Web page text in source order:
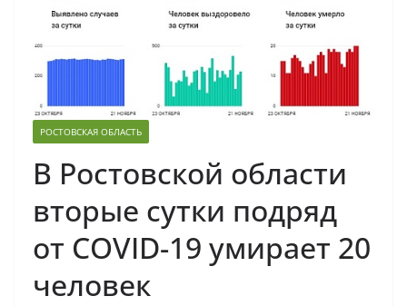
РОСТОВСКАЯ ОБЛАСТЬ
В Ростовской области
вторые сутки подряд
от COVID-19 умирает 20
человек